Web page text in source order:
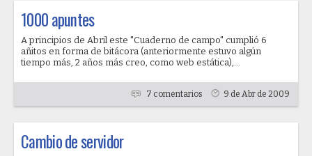
1000 apuntes
A principios de Abril este "Cuaderno de campo" cumplió 6
añitos en forma de bitácora (anteriormente estuvo algún
tiempo más, 2 años más creo, como web estática),...
7 comentarios 9 de Abr de 2009
Cambio de servidor